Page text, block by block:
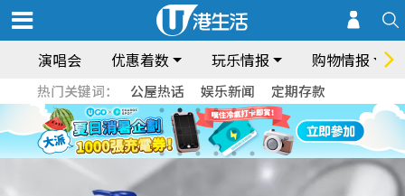
演唱会 优惠着数 玩乐情报 购物情报
热门关键词： 公屋热话 娱乐新闻 定期存款